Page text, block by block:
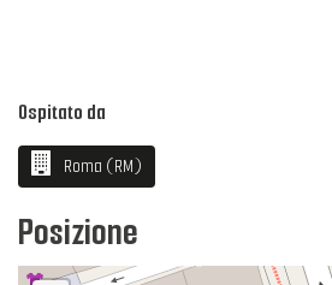
Ospitato da
Roma (RM)
Posizione